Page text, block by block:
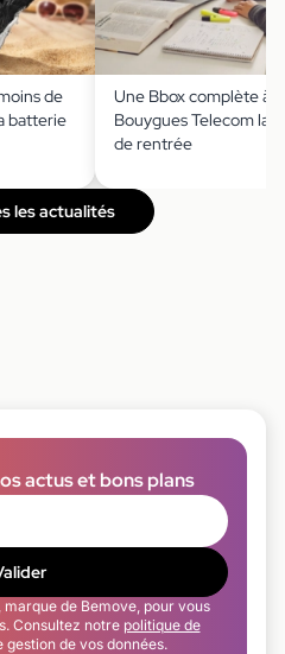
de
batterie
Une Bbox complète à
Bouygues Telecom
de rentrée
les actualités
actus et bons plans
de Bemove, pour vous
Consultez notre politique de
gestion de vos données.